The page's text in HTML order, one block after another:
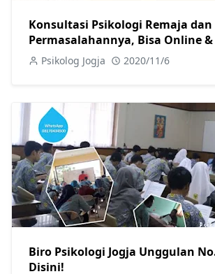
Konsultasi Psikologi Remaja dan
Permasalahannya, Bisa Online
Psikolog Jogja 2020/11/6
Biro Psikologi Jogja Unggulan
Disini!